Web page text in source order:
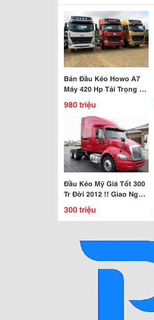
Bán Đầu Kéo Howo A7
Máy 420 Hp Tải Trọng 41
Tấn Nhập Khẩu Nguyên
Chiếc Đời 2015
980 triệu
Đầu Kéo Mỹ Giá Tốt 300
Tr Đời 2012 !! Giao Ngay
Khi Mua .
300 triệu